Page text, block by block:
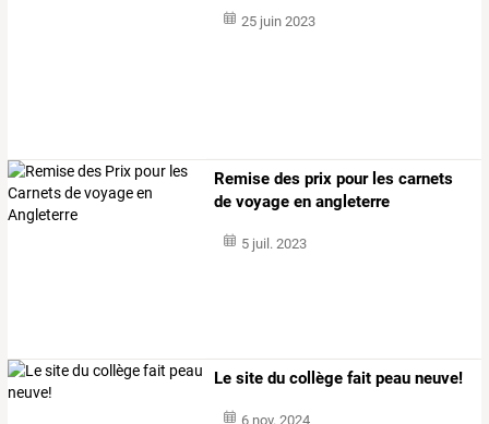
25 juin 2023
Remise des prix pour les carnets
de voyage en angleterre
5 juil. 2023
Le site du collège fait peau neuve!
6 nov. 2024